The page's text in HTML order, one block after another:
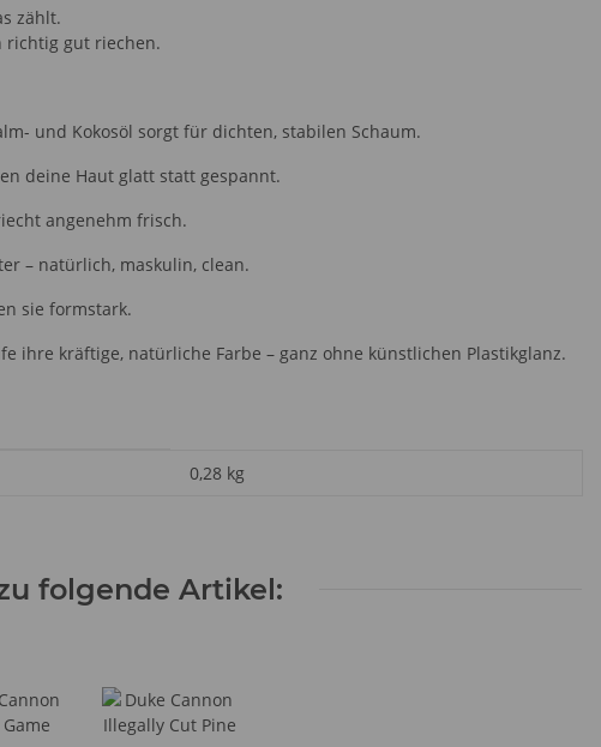
zählt.
richtig gut riechen.
und Kokosöl sorgt für dichten, stabilen Schaum.
deine Haut glatt statt gespannt.
angenehm frisch.
– natürlich, maskulin, clean.
sie formstark.
ihre kräftige, natürliche Farbe – ganz ohne künstlichen Plastikglanz.
0,28 kg
folgende Artikel: